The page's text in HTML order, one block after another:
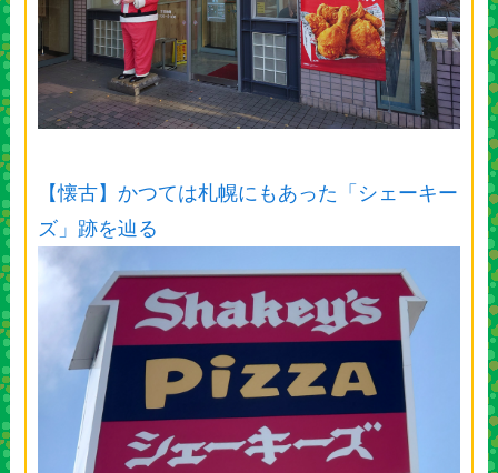
【懐古】かつては札幌にもあった「シェーキー
ズ」跡を辿る